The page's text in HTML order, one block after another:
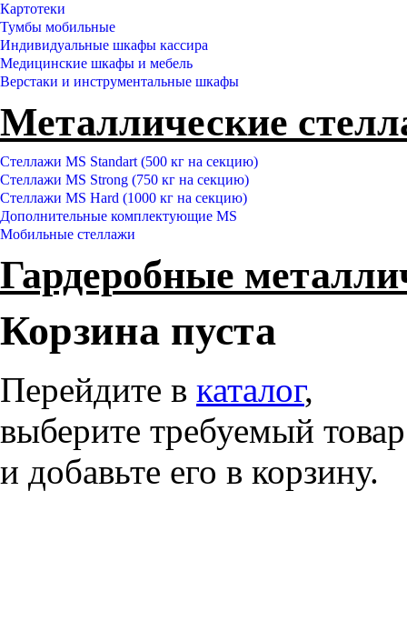
Картотеки
Тумбы мобильные
Индивидуальные шкафы кассира
Медицинские шкафы и мебель
Верстаки и инструментальные шкафы
Металлические
Стеллажи MS Standart (500 кг на секцию)
Стеллажи MS Strong (750 кг на секцию)
Стеллажи MS Hard (1000 кг на секцию)
Дополнительные комплектующие MS
Мобильные стеллажи
Гардеробные
Корзина пуста
Перейдите в каталог,
выберите требуемый товар
и добавьте его в корзину.